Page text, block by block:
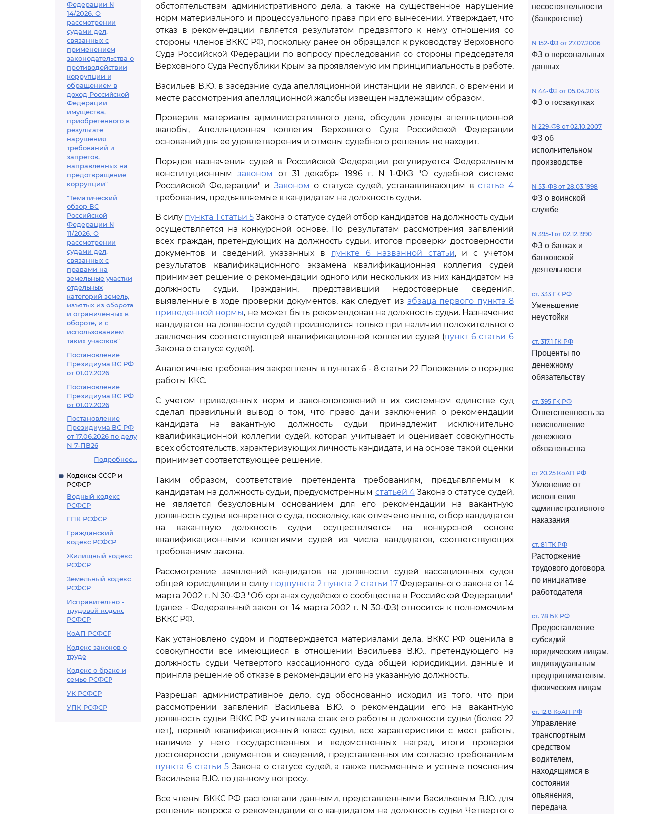
Федерации N
14/2026. О
рассмотрении
судами дел,
связанных с
применением
законодательства о
противодействии
коррупции и
обращением в
доход Российской
Федерации
имущества,
приобретенного в
результате
нарушения
требований и
запретов,
направленных на
предотвращение
коррупции"
"Тематический
обзор ВС
Российской
Федерации N
11/2026. О
рассмотрении
судами дел,
связанных с
правами на
земельные участки
отдельных
категорий земель,
изъятых из оборота
и ограниченных в
обороте, и с
использованием
таких участков"
Постановление
Президиума ВС РФ
от 01.07.2026
Постановление
Президиума ВС РФ
от 01.07.2026
Постановление
Президиума ВС РФ
от 17.06.2026 по делу
N 7-ПВ26
Подробнее...
Кодексы СССР и
РСФСР
Водный кодекс
РСФСР
ГПК РСФСР
Гражданский
кодекс РСФСР
Жилищный кодекс
РСФСР
Земельный кодекс
РСФСР
Исправительно -
трудовой кодекс
РСФСР
КоАП РСФСР
Кодекс законов о
труде
Кодекс о браке и
семье РСФСР
УК РСФСР
УПК РСФСР
обстоятельствам административного дела, а также на существенное нарушение
норм материального и процессуального права при его вынесении. Утверждает, что
отказ в рекомендации является результатом предвзятого к нему отношения со
стороны членов ВККС РФ, поскольку ранее он обращался к руководству Верховного
Суда Российской Федерации по вопросу преследования со стороны председателя
Верховного Суда Республики Крым за проявляемую им принципиальность в работе.
Васильев В.Ю. в заседание суда апелляционной инстанции не явился, о времени и
месте рассмотрения апелляционной жалобы извещен надлежащим образом.
Проверив материалы административного дела, обсудив доводы апелляционной
жалобы, Апелляционная коллегия Верховного Суда Российской Федерации
оснований для ее удовлетворения и отмены судебного решения не находит.
Порядок назначения судей в Российской Федерации регулируется Федеральным
конституционнымзаконом
от 31 декабря 1996 г. N 1-ФКЗ "О судебной системе
Российской Федерации" иЗаконом о статусе судей, устанавливающим встатье 4
требования, предъявляемые к кандидатам на должность судьи.
В силу пункта 1 статьи 5 Закона о статусе судей отбор кандидатов на должность судьи
осуществляется на конкурсной основе. По результатам рассмотрения заявлений
всех граждан, претендующих на должность судьи, итогов проверки достоверности
документов и сведений, указанных в пункте 6 названной статьи, и с учетом
результатов квалификационного экзамена квалификационная коллегия судей
принимает решение о рекомендации одного или нескольких из них кандидатом на
должность судьи. Гражданин, представивший недостоверные сведения,
выявленные в ходе проверки документов, как следует из абзаца первого пункта 8
приведенной нормы, не может быть рекомендован на должность судьи. Назначение
кандидатов на должности судей производится только при наличии положительного
заключения соответствующей квалификационной коллегии судей (пункт 6 статьи 6
Закона о статусе судей).
Аналогичные требования закреплены в пунктах 6 - 8 статьи 22 Положения о порядке
работы ККС.
С учетом приведенных норм и законоположений в их системном единстве суд
сделал правильный вывод о том, что право дачи заключения о рекомендации
кандидата на вакантную должность судьи принадлежит исключительно
квалификационной коллегии судей, которая учитывает и оценивает совокупность
всех обстоятельств, характеризующих личность кандидата, и на основе такой оценки
принимает соответствующее решение.
Таким образом, соответствие претендента требованиям, предъявляемым к
кандидатам на должность судьи, предусмотренным статьей 4Закона о статусе судей,
не является безусловным основанием для его рекомендации на вакантную
должность судьи конкретного суда, поскольку, как отмечено выше, отбор кандидатов
на вакантную должность судьи осуществляется на конкурсной основе
квалификационными коллегиями судей из числа кандидатов, соответствующих
требованиям закона.
Рассмотрение заявлений кандидатов на должности судей кассационных судов
общей юрисдикции в силу подпункта 2 пункта 2 статьи 17Федерального закона от 14
марта 2002 г. N 30-ФЗ "Об органах судейского сообщества в Российской Федерации"
(далее - Федеральный закон от 14 марта 2002 г. N 30-ФЗ) относится к полномочиям
ВККС РФ.
Как установлено судом и подтверждается материалами дела, ВККС РФ оценила в
совокупности все имеющиеся в отношении Васильева В.Ю., претендующего на
должность судьи Четвертого кассационного суда общей юрисдикции, данные и
приняла решение об отказе в рекомендации его на указанную должность.
Разрешая административное дело, суд обоснованно исходил из того, что при
рассмотрении заявления Васильева В.Ю. о рекомендации его на вакантную
должность судьи ВККС РФ учитывала стаж его работы в должности судьи (более 22
лет), первый квалификационный класс судьи, все характеристики с мест работы,
наличие у него государственных и ведомственных наград, итоги проверки
достоверности документов и сведений, представленных им согласно требованиям
пункта 6 статьи 5 Закона о статусе судей, а также письменные и устные пояснения
Васильева В.Ю. по данному вопросу.
Все члены ВККС РФ располагали данными, представленными Васильевым В.Ю. для
решения вопроса о рекомендации его кандидатом на должность судьи Четвертого
несостоятельности
(банкротстве)
N 152-ФЗ от 27.07.2006
ФЗ о персональных
данных
N 44-ФЗ от 05.04.2013
ФЗ о госзакупках
N 229-ФЗ от 02.10.2007
ФЗ об
исполнительном
производстве
N 53-ФЗ от 28.03.1998
ФЗ о воинской
службе
N 395-1 от 02.12.1990
ФЗ о банках и
банковской
деятельности
ст. 333 ГК РФ
Уменьшение
неустойки
ст. 317.1 ГК РФ
Проценты по
денежному
обязательству
ст. 395 ГК РФ
Ответственность за
неисполнение
денежного
обязательства
ст 20.25 КоАП РФ
Уклонение от
исполнения
административного
наказания
ст. 81 ТК РФ
Расторжение
трудового договора
по инициативе
работодателя
ст. 78 БК РФ
Предоставление
субсидий
юридическим лицам,
индивидуальным
предпринимателям,
физическим лицам
ст. 12.8 КоАП РФ
Управление
транспортным
средством
водителем,
находящимся в
состоянии
опьянения,
передача